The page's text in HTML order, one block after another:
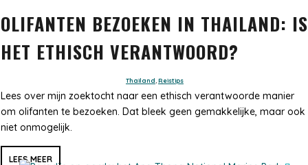
OLIFANTEN BEZOEKEN IN THAILAND: IS
HET ETHISCH VERANTWOORD?
Thailand Reistips
Lees over mijn zoektocht naar een ethisch verantwoorde manier
om olifanten te bezoeken. Dat bleek geen gemakkelijke, maar ook
niet onmogelijk.
LEES MEER